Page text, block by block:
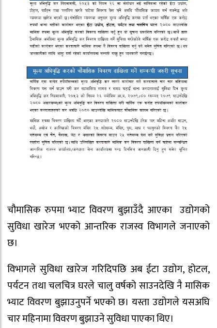
चौमासिक रुपमा भ्याट विवरण बुझाउँदै आएका उद्योगको
सुविधा खारेज भएको आन्तरिक राजस्व विभागले जनाएको
छ।
विभागले सुविधा खारेज गरिदिपछि अब ईटा उद्योग, होटल,
पर्यटन तथा चलचित्र घरले चालु वर्षको साउनदेखि नै मासिक
भ्याट विवरण बुझाउनुपर्ने भएको छ। यस्ता उद्योगले यसअघि
चार महिनामा विवरण बुझाउने सुविधा पाएका थिए।